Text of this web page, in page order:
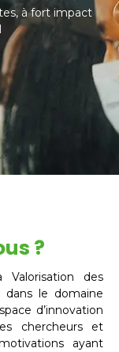
à fort impact
?
Valorisation des
dans le domaine
d’innovation
chercheurs et
ayant